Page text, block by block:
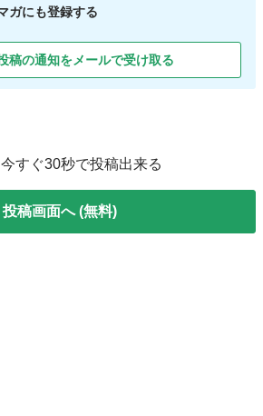
ガにも登録する
稿の通知をメールで受け取る
すぐ30秒で投稿出来る
投稿画面へ (無料)